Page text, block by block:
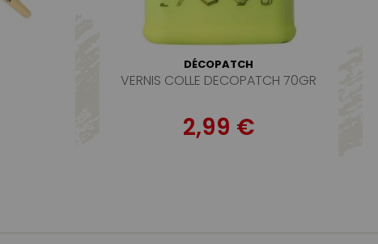
DÉCOPATCH
VERNIS COLLE DECOPATCH 70GR
2,99 €